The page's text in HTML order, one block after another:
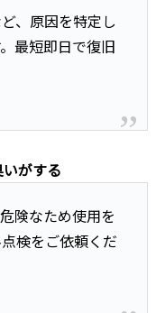
、原因を特定し
最短即日で復旧
がする
険なため使用を
検をご依頼くだ